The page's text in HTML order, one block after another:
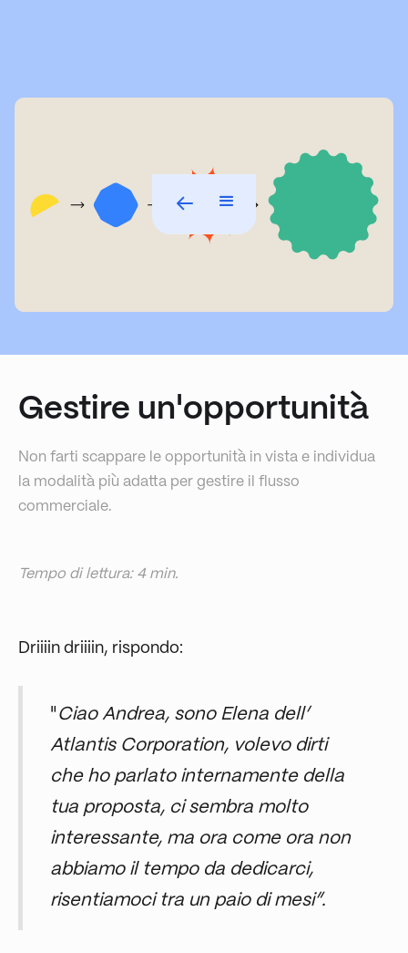
Gestire un'opportunità
Non farti scappare le opportunità in vista e individua
la modalità più adatta per gestire il flusso
commerciale.
Tempo di lettura: 4 min.
Driiiin driiiin, rispondo:
" Ciao Andrea, sono Elena dell’
Atlantis Corporation, volevo dirti
che ho parlato internamente della
tua proposta, ci sembra molto
interessante, ma ora come ora non
abbiamo il tempo da dedicarci,
risentiamoci tra un paio di mesi”.